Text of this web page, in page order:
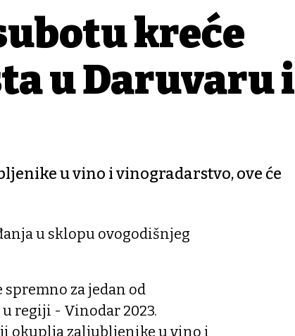
kreće
u Daruvaru i
u vino i vinogradarstvo, ove će
u sklopu ovogodišnjeg
spremno za jedan od
regiji - Vinodar 2023.
okuplja zaljubljenike u vino i